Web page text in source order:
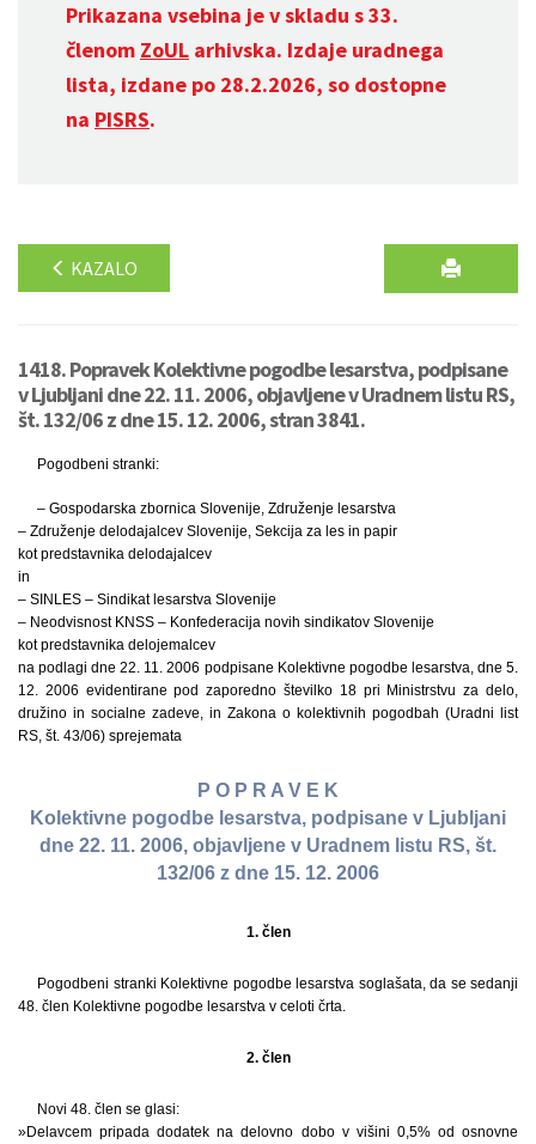
Prikazana vsebina je v skladu s 33.
členom ZoUL arhivska. Izdaje uradnega
lista, izdane po 28.2.2026, so dostopne
na PISRS.
KAZALO
1418. Popravek Kolektivne pogodbe lesarstva, podpisane
v Ljubljani dne 22. 11. 2006, objavljene v Uradnem listu RS,
št. 132/06 z dne 15. 12. 2006, stran 3841.
Pogodbeni stranki:
– Gospodarska zbornica Slovenije, Združenje lesarstva
– Združenje delodajalcev Slovenije, Sekcija za les in papir
kot predstavnika delodajalcev
in
– SINLES – Sindikat lesarstva Slovenije
– Neodvisnost KNSS – Konfederacija novih sindikatov Slovenije
kot predstavnika delojemalcev
na podlagi dne 22. 11. 2006 podpisane Kolektivne pogodbe lesarstva, dne 5.
12. 2006 evidentirane pod zaporedno številko 18 pri Ministrstvu za delo,
družino in socialne zadeve, in Zakona o kolektivnih pogodbah (Uradni list
RS, št. 43/06) sprejemata
P O P R A V E K
Kolektivne pogodbe lesarstva, podpisane v Ljubljani
dne 22. 11. 2006, objavljene v Uradnem listu RS, št.
132/06 z dne 15. 12. 2006
1. člen
Pogodbeni stranki Kolektivne pogodbe lesarstva soglašata, da se sedanji
48. člen Kolektivne pogodbe lesarstva v celoti črta.
2. člen
Novi 48. člen se glasi:
»Delavcem pripada dodatek na delovno dobo v višini 0,5% od osnovne